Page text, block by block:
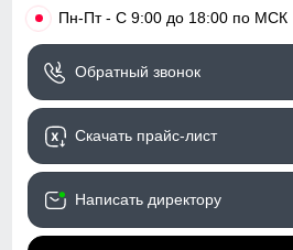
• Пн-Пт - С 9:00 до 18:00 по МСК
Обратный звонок
Скачать прайс-лист
Написать директору